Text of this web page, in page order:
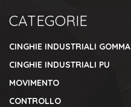
CATEGORIE
CINGHIE INDUSTRIALI GOMMA
CINGHIE INDUSTRIALI PU
MOVIMENTO
CONTROLLO